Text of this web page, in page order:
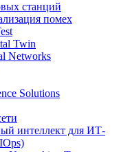
станций
помех
Twin
Networks
Solutions
интеллект для ИТ-